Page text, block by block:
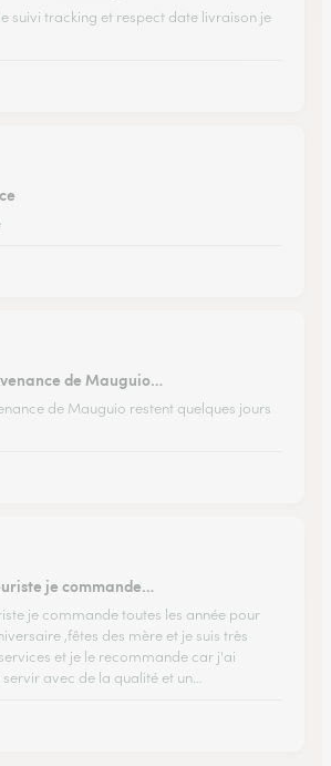
suivi tracking et respect date livraison je
de Mauguio…
de Mauguio restent quelques jours
je commande…
je commande toutes les année pour
,fêtes des mère et je suis très
et je le recommande car j'ai
avec de la qualité et un…